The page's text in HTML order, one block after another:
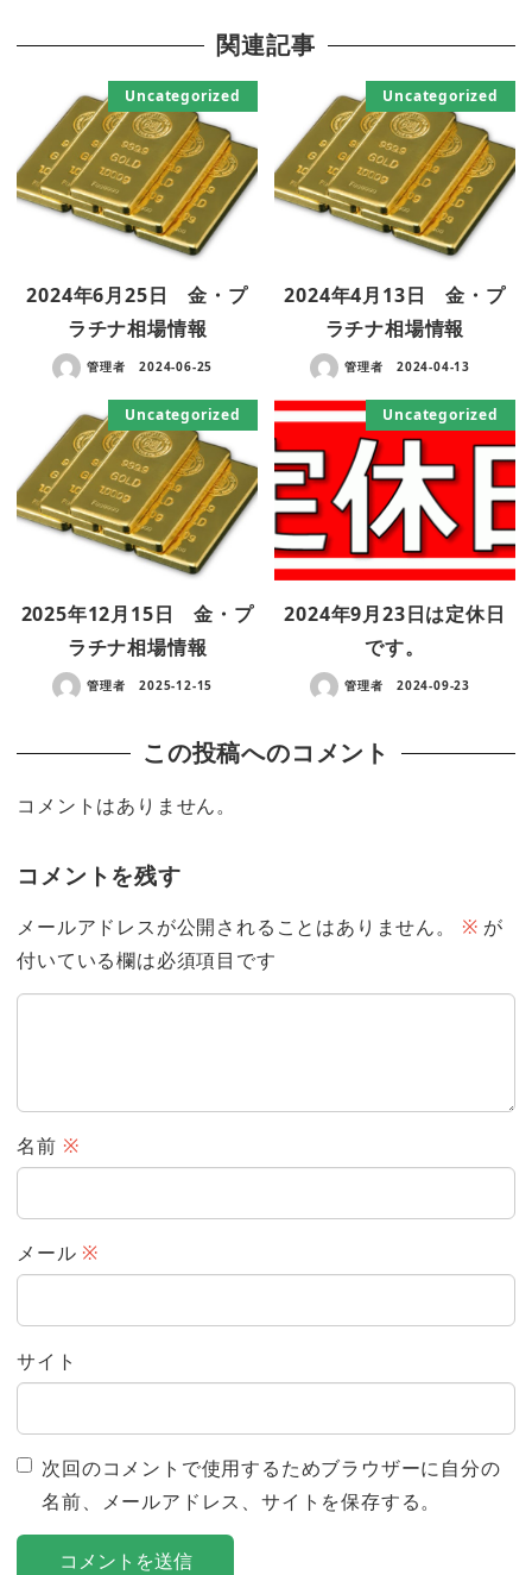
関連記事
Uncategorized
2024年6月25日 金・プ
ラチナ相場情報
管理者 2024-06-25
Uncategorized
2024年4月13日 金・プ
ラチナ相場情報
管理者 2024-04-13
Uncategorized
2025年12月15日 金・プ
ラチナ相場情報
管理者 2025-12-15
Uncategorized
2024年9月23日は定休日
です。
管理者 2024-09-23
この投稿へのコメント
コメントはありません。
コメントを残す
メールアドレスが公開されることはありません。 ※ が
付いている欄は必須項目です
名前 ※
メール ※
サイト
次回のコメントで使用するためブラウザーに自分の
名前、メールアドレス、サイトを保存する。